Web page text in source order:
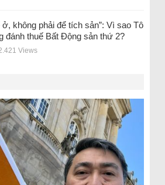
ở, không phải để tích sản”: Vì sao Tô
đánh thuế Bất Động sản thứ 2?
Views